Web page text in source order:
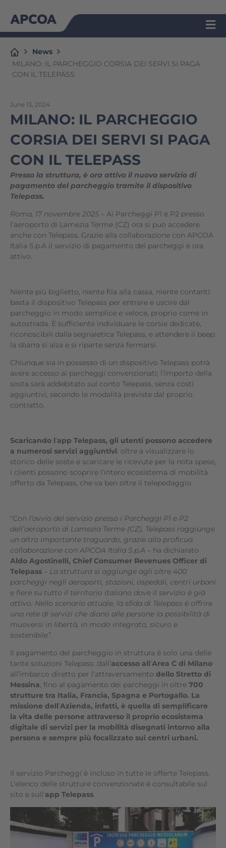
content
News
MILANO: IL PARCHEGGIO CORSIA DEI SERVI SI PAGA
CON IL TELEPASS
June 13, 2024
MILANO: IL PARCHEGGIO
CORSIA DEI SERVI SI PAGA
CON IL TELEPASS
Presso la struttura, è ora attivo il nuovo servizio di
pagamento del parcheggio tramite il dispositivo
Telepass.
Roma, 17 novembre 2025 – Ai Parcheggi P1 e P2 presso
l’aeroporto di Lamezia Terme (CZ) ora si può accedere
anche con Telepass. Grazie alla collaborazione con APCOA
Italia S.p.A il servizio di pagamento dei parcheggi è ora
attivo.
Niente più biglietto, niente fila alla cassa, niente contanti:
basta il dispositivo Telepass per entrare e uscire dal
parcheggio in modo semplice e veloce, proprio come in
autostrada. È sufficiente individuare le corsie dedicate,
riconoscibili dalla segnaletica Telepass, e attendere il beep:
la sbarra si alza e si riparte senza fermarsi.
Chiunque sia in possesso di un dispositivo Telepass potrà
avere accesso ai parcheggi convenzionati; l’importo della
sosta sarà addebitato sul conto Telepass, senza costi
aggiuntivi, secondo le modalità previste dal proprio
contratto.
Scaricando l’app Telepass, gli utenti possono accedere
a numerosi servizi aggiuntivi: oltre a visualizzare lo
storico delle soste e scaricare le ricevute per la nota spese,
i clienti possono scoprire l’intero ecosistema di mobilità
offerto da Telepass, che va ben oltre il telepedaggio.
“Con l’avvio del servizio presso i Parcheggi P1 e P2
dell’aeroporto di Lamezia Terme (CZ), Telepass raggiunge
un altro importante traguardo, grazie alla proficua
collaborazione con APCOA Italia S.p.A – ha dichiarato
Aldo Agostinelli, Chief Consumer Revenues Officer di
Telepass – La struttura si aggiunge agli oltre 400
parcheggi negli aeroporti, stazioni, ospedali, centri urbani
e fiere su tutto il territorio italiano dove il servizio è già
attivo. Nello scenario attuale, la sfida di Telepass è offrire
una rete di servizi che diano alle persone la possibilità di
muoversi in libertà, in modo integrato, sicuro e
sostenibile”.
Il pagamento del parcheggio in struttura è solo una delle
tante soluzioni Telepass: dall’accesso all’Area C di Milano
all’imbarco diretto per l’attraversamento dello Stretto di
Messina, fino al pagamento dei parcheggi in oltre 700
strutture tra Italia, Francia, Spagna e Portogallo. La
missione dell’Azienda, infatti, è quella di semplificare
la vita delle persone attraverso il proprio ecosistema
digitale di servizi per la mobilità disegnati intorno alla
persona e sempre più focalizzato sui centri urbani.
Il servizio Parcheggi è incluso in tutte le offerte Telepass.
L’elenco delle strutture convenzionate è consultabile sul
sito e sull’app Telepass.